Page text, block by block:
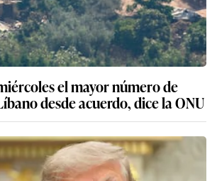
el mayor número de
desde acuerdo, dice la ONU